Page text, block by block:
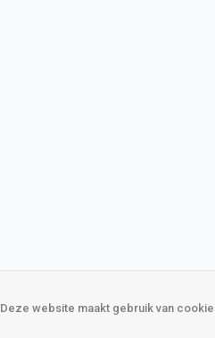
Deze website maakt gebruik van